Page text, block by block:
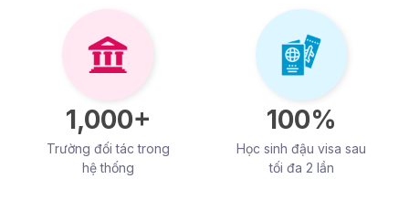
1,000+
Trường đối tác trong
hệ thống
100%
Học sinh đậu visa sau
tối đa 2 lần